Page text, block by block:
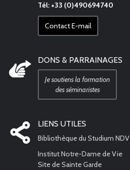
Tél: +33 (0)490694740
Contact E-mail
DONS & PARRAINAGES
Je soutiens la formation
des séminaristes
LIENS UTILES
Bibliothèque du Studium NDV
Institut Notre-Dame de Vie
Site de Sainte Garde